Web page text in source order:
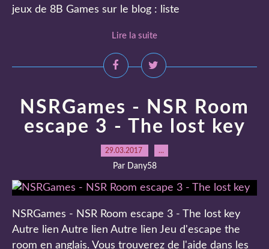
jeux de 8B Games sur le blog : liste
Lire la suite
NSRGames - NSR Room
escape 3 - The lost key
29.03.2017 …
Par Dany58
NSRGames - NSR Room escape 3 - The lost key
Autre lien Autre lien Autre lien Jeu d'escape the
room en anglais. Vous trouverez de l'aide dans les